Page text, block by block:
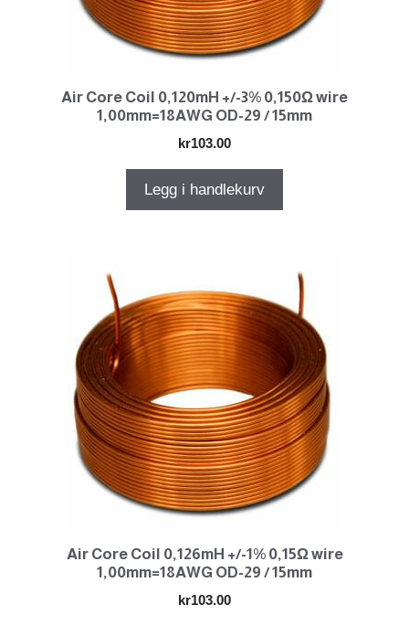
Air Core Coil 0,120mH +/-3% 0,150Ω wire
1,00mm=18AWG OD-29 / 15mm
kr103.00
Legg i handlekurv
Air Core Coil 0,126mH +/-1% 0,15Ω wire
1,00mm=18AWG OD-29 / 15mm
kr103.00